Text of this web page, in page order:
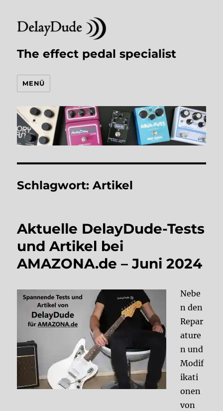
The effect pedal specialist
MENÜ
Schlagwort:Artikel
Aktuelle DelayDude-Tests
und Artikel bei
AMAZONA.de – Juni 2024
Nebe
n den
Repar
ature
n und
Modif
ikati
onen
von